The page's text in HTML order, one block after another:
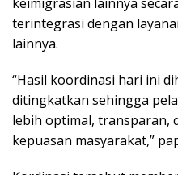
terintegrasi dengan
lainnya.
“Hasil koordinasi hari ini
ditingkatkan sehingga
lebih optimal, transparan,
kepuasan masyarakat,”